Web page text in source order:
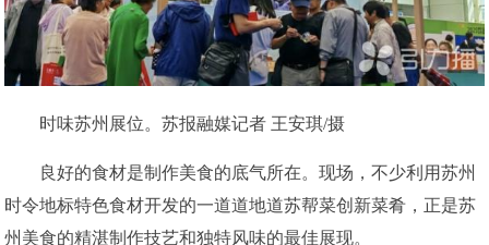
时味苏州展位。苏报融媒记者 王安琪/摄
良好的食材是制作美食的底气所在。现场，不少利用苏州
时令地标特色食材开发的一道道地道苏帮菜创新菜肴，正是苏
州美食的精湛制作技艺和独特风味的最佳展现。